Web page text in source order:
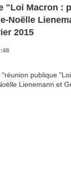
"Loi Macron :
Noëlle
2015